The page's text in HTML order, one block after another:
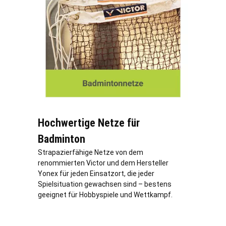
Hochwertige Netze für
Badminton
Strapazierfähige Netze von dem
renommierten Victor und dem Hersteller
Yonex für jeden Einsatzort, die jeder
Spielsituation gewachsen sind – bestens
geeignet für Hobbyspiele und Wettkampf.